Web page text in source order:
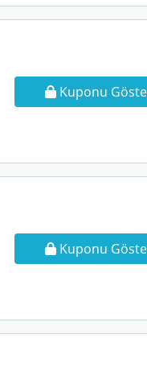
Kuponu
Kuponu